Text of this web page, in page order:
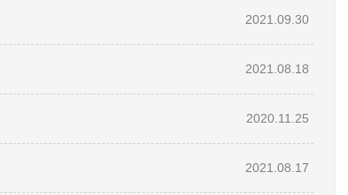
2021.09.30
2021.08.18
2020.11.25
2021.08.17